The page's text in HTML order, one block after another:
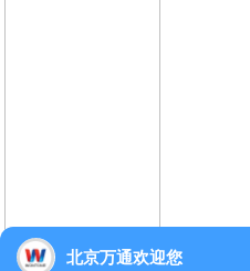
北京万通欢迎您